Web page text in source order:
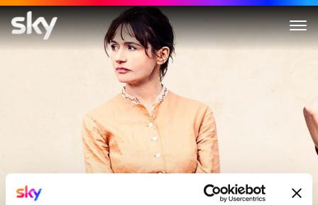
Der Buchladen Der Florence